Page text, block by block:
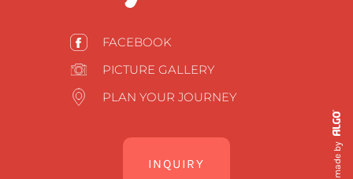
FACEBOOK
PICTURE GALLERY
PLAN YOUR JOURNEY
INQUIRY made by